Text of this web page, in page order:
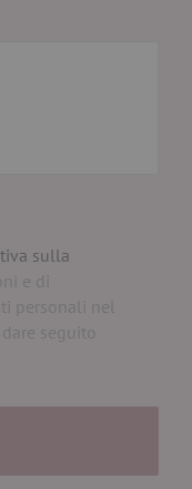
sulla
e di
personali nel
seguito